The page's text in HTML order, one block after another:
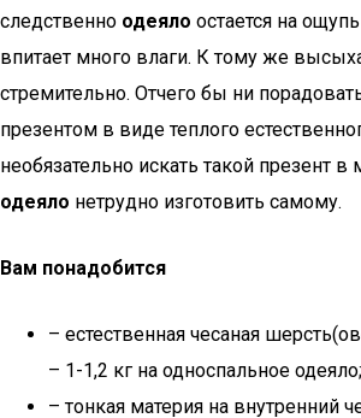
следственно одеяло остается на
впитает много влаги. К тому же
стремительно. Отчего бы ни
презентом в виде теплого
необязательно искать такой презент в
одеяло нетрудно изготовить самому.
Вам понадобится
– естественная чесаная
– 1-1,2 кг на односпальное одеяло;
– тонкая материя на внутренний